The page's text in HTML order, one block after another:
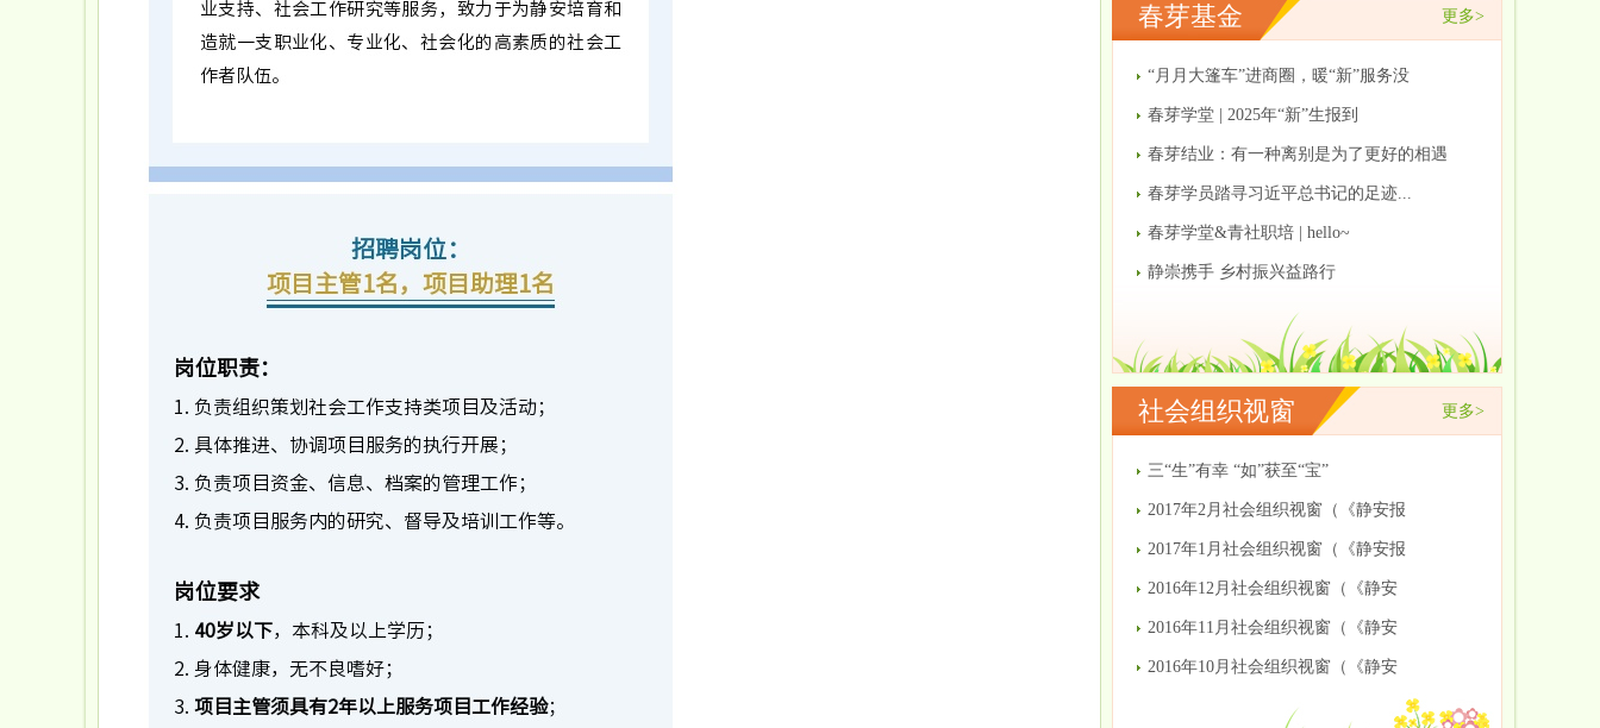
春芽基金 更多>
“月月大篷车”进商圈，暖“新”服务没
春芽学堂 | 2025年“新”生报到
春芽结业：有一种离别是为了更好的相遇
春芽学员踏寻习近平总书记的足迹...
春芽学堂&青社职培 | hello~
静崇携手 乡村振兴益路行
社会组织视窗 更多>
三“生”有幸 “如”获至“宝”
2017年2月社会组织视窗（《静安报
2017年1月社会组织视窗（《静安报
2016年12月社会组织视窗（《静安
2016年11月社会组织视窗（《静安
2016年10月社会组织视窗（《静安